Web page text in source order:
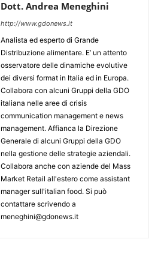
Dott. Andrea Meneghini
http://www.gdonews.it
Analista ed esperto di Grande
Distribuzione alimentare. E’ un attento
osservatore delle dinamiche evolutive
dei diversi format in Italia ed in Europa.
Collabora con alcuni Gruppi della GDO
italiana nelle aree di crisis
communication management e news
management. Affianca la Direzione
Generale di alcuni Gruppi della GDO
nella gestione delle strategie aziendali.
Collabora anche con aziende del Mass
Market Retail all'estero come assistant
manager sull'italian food. Si può
contattare scrivendo a
meneghini@gdonews.it